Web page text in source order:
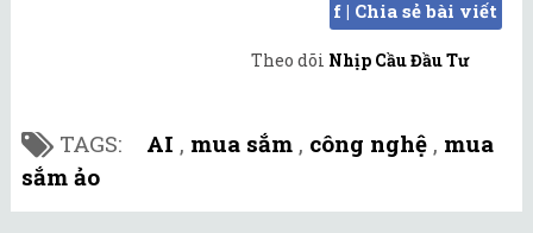
f | Chia sẻ bài viết
Theo dõi Nhịp Cầu Đầu Tư
TAGS: AI , mua sắm , công nghệ , mua
sắm ảo